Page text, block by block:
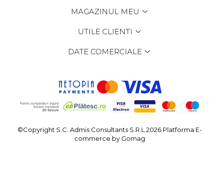
MAGAZINUL MEU
UTILE CLIENTI
DATE COMERCIALE
©Copyright S.C. Admis Consultants S.R.L 2026 Platforma E-
commerce by Gomag